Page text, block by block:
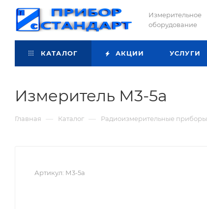
Измерительное
оборудование
КАТАЛОГ АКЦИИ УСЛУГИ
Измеритель М3-5а
Главная — Каталог — Радиоизмерительные приборы
Артикул: М3-5а